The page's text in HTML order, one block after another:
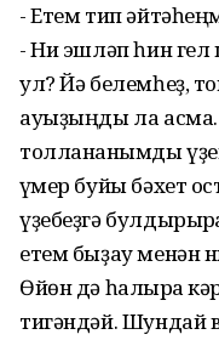
- Етем тип
- Ни эшләп һин
ул? Йә белемһеҙ,
ауыҙыңды ла
толланғанымды
ғүмер буйы бәхет
үҙебеҙгә
етем быҙау менән
Өйөн дә һалырға
тигәндәй. Шундай